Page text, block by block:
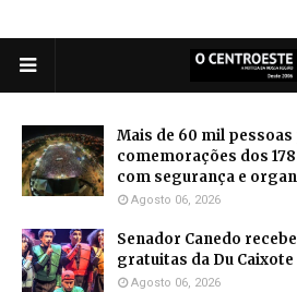
Mais de 60 mil
comemorações dos
com segurança e
Agosto 06, 2026
Senador Canedo
gratuitas da Du Caixote
Agosto 06, 2026